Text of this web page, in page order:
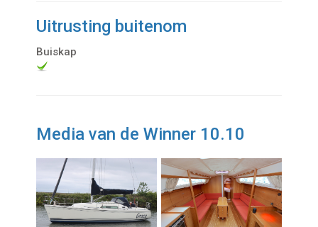
Uitrusting buitenom
Buiskap
Media van de Winner 10.10